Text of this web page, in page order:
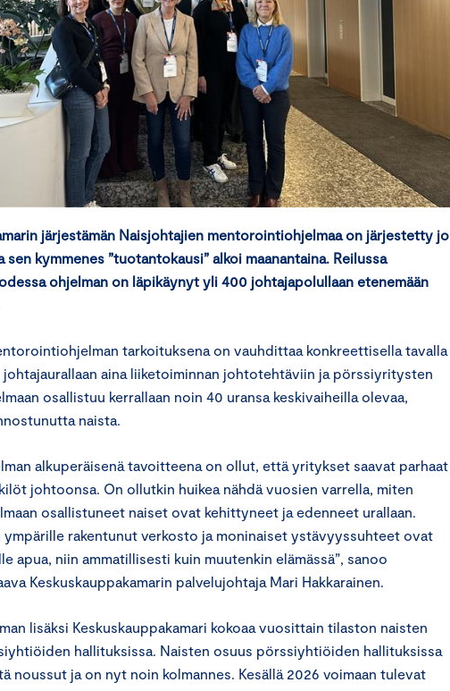
järjestämän Naisjohtajien mentorointiohjelmaa on järjestetty jo
sen kymmenes ”tuotantokausi” alkoi maanantaina. Reilussa
ohjelman on läpikäynyt yli 400 johtajapolullaan etenemään
tarkoituksena on vauhdittaa konkreettisella tavalla
johtajaurallaan aina liiketoiminnan johtotehtäviin ja pörssiyritysten
osallistuu kerrallaan noin 40 uransa keskivaiheilla olevaa,
naista.
alkuperäisenä tavoitteena on ollut, että yritykset saavat parhaat
johtoonsa. On ollutkin huikea nähdä vuosien varrella, miten
osallistuneet naiset ovat kehittyneet ja edenneet urallaan.
ympärille rakentunut verkosto ja moninaiset ystävyyssuhteet ovat
apua, niin ammatillisesti kuin muutenkin elämässä”, sanoo
Keskuskauppakamarin palvelujohtaja Mari Hakkarainen.
lisäksi Keskuskauppakamari kokoaa vuosittain tilaston naisten
hallituksissa. Naisten osuus pörssiyhtiöiden hallituksissa
noussut ja on nyt noin kolmannes. Kesällä 2026 voimaan tulevat